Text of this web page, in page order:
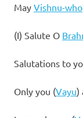
May Vishnu-who
(I) Salute O
Salutations to
Only you (Vayu)